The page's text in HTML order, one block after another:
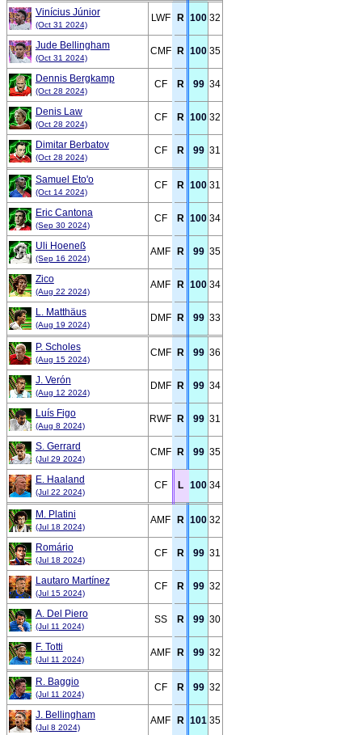
Vinícius Júnior
(Oct 31 2024)
LWF R 100 32
Jude Bellingham
(Oct 31 2024)
CMF R 100 35
Dennis Bergkamp
(Oct 28 2024)
CF R 99 34
Denis Law
(Oct 28 2024)
CF R 100 32
Dimitar Berbatov
(Oct 28 2024)
CF R 99 31
Samuel Eto'o
(Oct 14 2024)
CF R 100 31
Eric Cantona
(Sep 30 2024)
CF R 100 34
Uli Hoeneß
(Sep 16 2024)
AMF R 99 35
Zico
(Aug 22 2024)
AMF R 100 34
L. Matthäus
(Aug 19 2024)
DMF R 99 33
P. Scholes
(Aug 15 2024)
CMF R 99 36
J. Verón
(Aug 12 2024)
DMF R 99 34
Luís Figo
(Aug 8 2024)
RWF R 99 31
S. Gerrard
(Jul 29 2024)
CMF R 99 35
E. Haaland
(Jul 22 2024)
CF L 100 34
M. Platini
(Jul 18 2024)
AMF R 100 32
Romário
(Jul 18 2024)
CF R 99 31
Lautaro Martínez
(Jul 15 2024)
CF R 99 32
A. Del Piero
(Jul 11 2024)
SS R 99 30
F. Totti
(Jul 11 2024)
AMF R 99 32
R. Baggio
(Jul 11 2024)
CF R 99 32
J. Bellingham
(Jul 8 2024)
AMF R 101 35